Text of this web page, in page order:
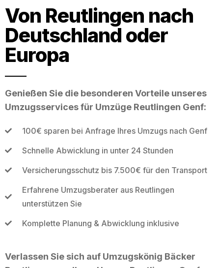
Von Reutlingen nach
Deutschland oder
Europa
Genießen Sie die besonderen Vorteile unseres
Umzugsservices für Umzüge Reutlingen Genf:
100€ sparen bei Anfrage Ihres Umzugs nach Genf
Schnelle Abwicklung in unter 24 Stunden
Versicherungsschutz bis 7.500€ für den Transport
Erfahrene Umzugsberater aus Reutlingen
unterstützen Sie
Komplette Planung & Abwicklung inklusive
Verlassen Sie sich auf Umzugskönig Bäcker